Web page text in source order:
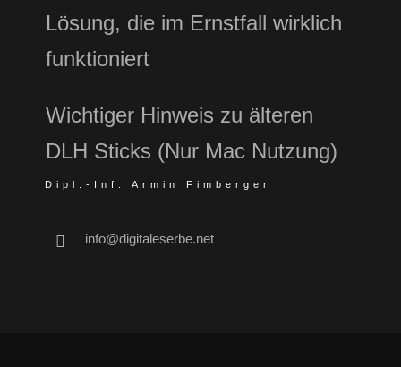
Lösung, die im Ernstfall wirklich
funktioniert
Wichtiger Hinweis zu älteren
DLH Sticks (Nur Mac Nutzung)
Dipl.-Inf. Armin Fimberger
info@digitaleserbe.net